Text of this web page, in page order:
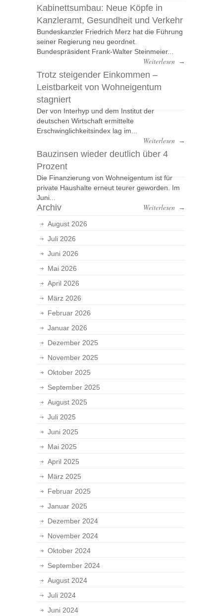
Kabinettsumbau: Neue Köpfe in
Kanzleramt, Gesundheit und Verkehr
Bundeskanzler Friedrich Merz hat die Führung
seiner Regierung neu geordnet.
Bundespräsident Frank-Walter Steinmeier...
Weiterlesen →
Trotz steigender Einkommen –
Leistbarkeit von Wohneigentum
stagniert
Der von Interhyp und dem Institut der
deutschen Wirtschaft ermittelte
Erschwinglichkeitsindex lag im...
Weiterlesen →
Bauzinsen wieder deutlich über 4
Prozent
Die Finanzierung von Wohneigentum ist für
private Haushalte erneut teurer geworden. Im
Juni...
Weiterlesen →
Archiv
August 2026
Juli 2026
Juni 2026
Mai 2026
April 2026
März 2026
Februar 2026
Januar 2026
Dezember 2025
November 2025
Oktober 2025
September 2025
August 2025
Juli 2025
Juni 2025
Mai 2025
April 2025
März 2025
Februar 2025
Januar 2025
Dezember 2024
November 2024
Oktober 2024
September 2024
August 2024
Juli 2024
Juni 2024